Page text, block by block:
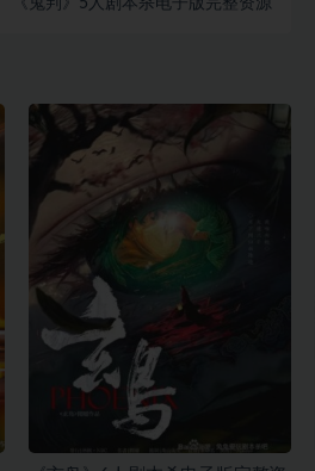
《鬼判》5人剧本杀电子版完整资源